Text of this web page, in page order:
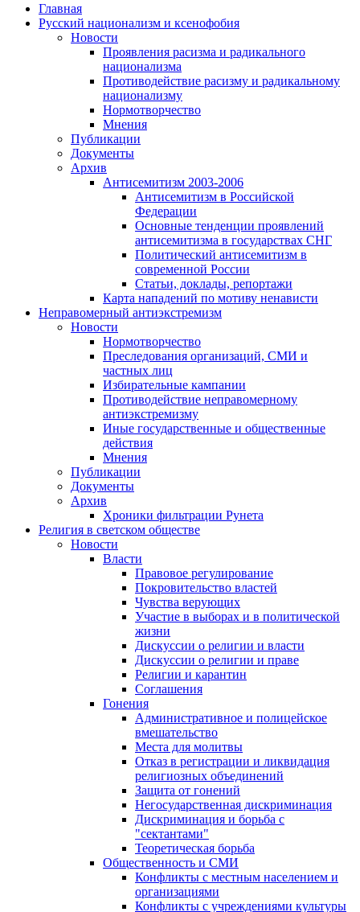
Главная
Русский национализм и ксенофобия
Новости
Проявления расизма и радикального
национализма
Противодействие расизму и радикальному
национализму
Нормотворчество
Мнения
Публикации
Документы
Архив
Антисемитизм 2003-2006
Антисемитизм в Российской
Федерации
Основные тенденции проявлений
антисемитизма в государствах СНГ
Политический антисемитизм в
современной России
Статьи, доклады, репортажи
Карта нападений по мотиву ненависти
Неправомерный антиэкстремизм
Новости
Нормотворчество
Преследования организаций, СМИ и
частных лиц
Избирательные кампании
Противодействие неправомерному
антиэкстремизму
Иные государственные и общественные
действия
Мнения
Публикации
Документы
Архив
Хроники фильтрации Рунета
Религия в светском обществе
Новости
Власти
Правовое регулирование
Покровительство властей
Чувства верующих
Участие в выборах и в политической
жизни
Дискуссии о религии и власти
Дискуссии о религии и праве
Религии и карантин
Соглашения
Гонения
Административное и полицейское
вмешательство
Места для молитвы
Отказ в регистрации и ликвидация
религиозных объединений
Защита от гонений
Негосударственная дискриминация
Дискриминация и борьба с
"сектантами"
Теоретическая борьба
Общественность и СМИ
Конфликты с местным населением и
организациями
Конфликты с учреждениями культуры